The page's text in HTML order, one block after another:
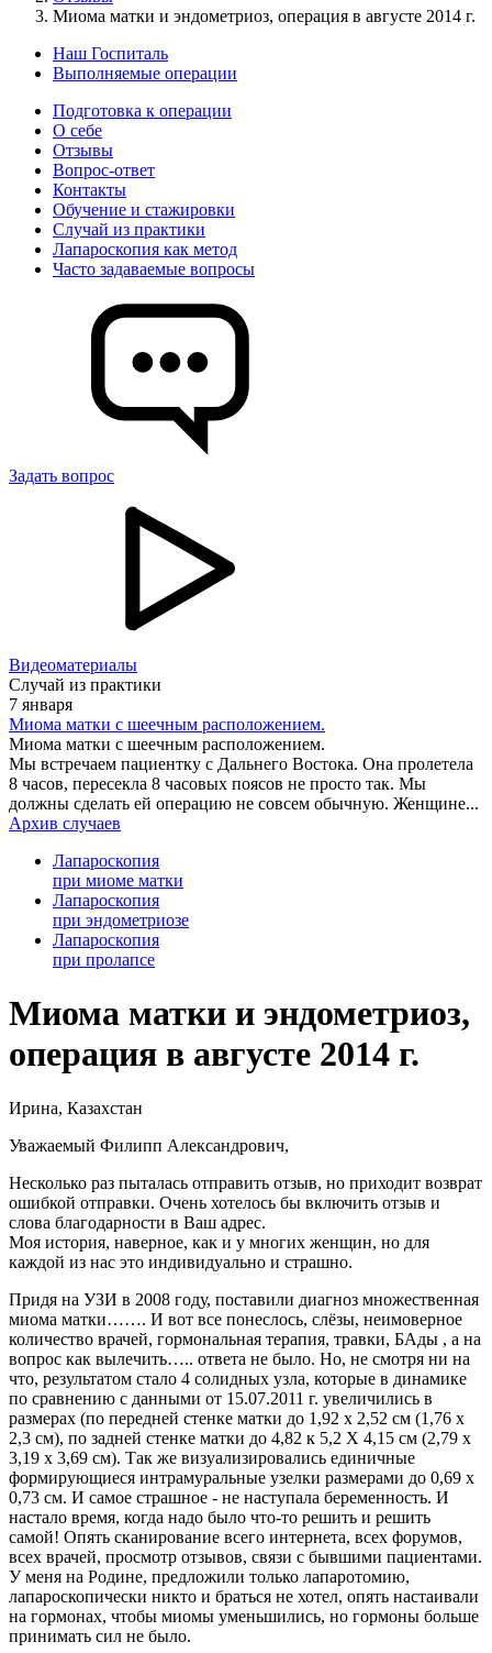
Миома матки и эндометриоз, операция в августе 2014 г.
Наш Госпиталь
Выполняемые операции
Подготовка к операции
О себе
Отзывы
Вопрос-ответ
Контакты
Обучение и стажировки
Случай из практики
Лапароскопия как метод
Часто задаваемые вопросы
Задать вопрос
Видеоматериалы
Случай из практики
7 января
Миома матки с шеечным расположением.
Миома матки с шеечным расположением.
Мы встречаем пациентку с Дальнего Востока. Она пролетела
8 часов, пересекла 8 часовых поясов не просто так. Мы
должны сделать ей операцию не совсем обычную. Женщине...
Архив случаев
Лапароскопия
при миоме матки
Лапароскопия
при эндометриозе
Лапароскопия
при пролапсе
Миома матки и эндометриоз,
операция в августе 2014 г.
Ирина, Казахстан
Уважаемый Филипп Александрович,
Несколько раз пыталась отправить отзыв, но приходит возврат
ошибкой отправки. Очень хотелось бы включить отзыв и
слова благодарности в Ваш адрес.
Моя история, наверное, как и у многих женщин, но для
каждой из нас это индивидуально и страшно.
Придя на УЗИ в 2008 году, поставили диагноз множественная
миома матки……. И вот все понеслось, слёзы, неимоверное
количество врачей, гормональная терапия, травки, БАды , а на
вопрос как вылечить….. ответа не было. Но, не смотря ни на
что, результатом стало 4 солидных узла, которые в динамике
по сравнению с данными от 15.07.2011 г. увеличились в
размерах (по передней стенке матки до 1,92 х 2,52 см (1,76 х
2,3 см), по задней стенке матки до 4,82 к 5,2 X 4,15 см (2,79 х
3,19 х 3,69 см). Так же визуализировались единичные
формирующиеся интрамуральные узелки размерами до 0,69 х
0,73 см. И самое страшное - не наступала беременность. И
настало время, когда надо было что-то решить и решить
самой! Опять сканирование всего интернета, всех форумов,
всех врачей, просмотр отзывов, связи с бывшими пациентами.
У меня на Родине, предложили только лапаротомию,
лапароскопически никто и браться не хотел, опять настаивали
на гормонах, чтобы миомы уменьшились, но гормоны больше
принимать сил не было.